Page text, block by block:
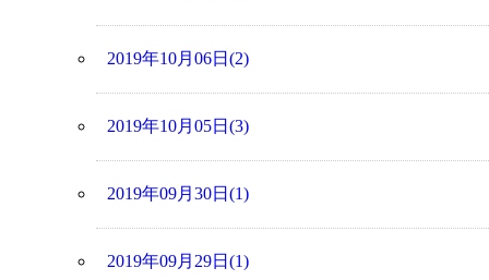
2019年10月06日(2)
2019年10月05日(3)
2019年09月30日(1)
2019年09月29日(1)